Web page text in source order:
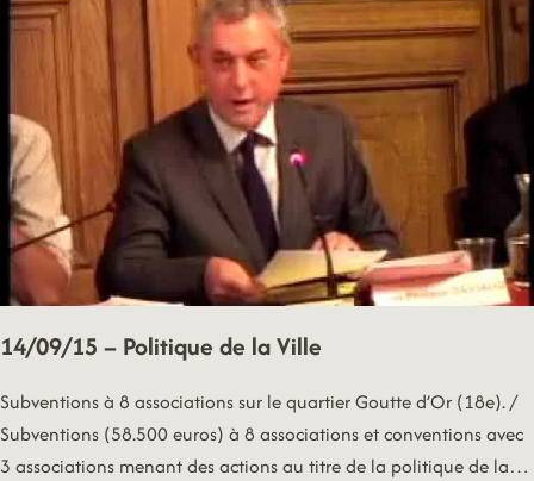
14/09/15 – Politique de la Ville
Subventions à 8 associations sur le quartier Goutte d’Or (18e). /
Subventions (58.500 euros) à 8 associations et conventions avec
3 associations menant des actions au titre de la politique de la…